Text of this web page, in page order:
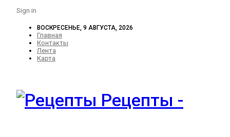
Sign in
ВОСКРЕСЕНЬЕ, 9 АВГУСТА, 2026
Главная
Контакты
Лента
Карта
Рецепты -